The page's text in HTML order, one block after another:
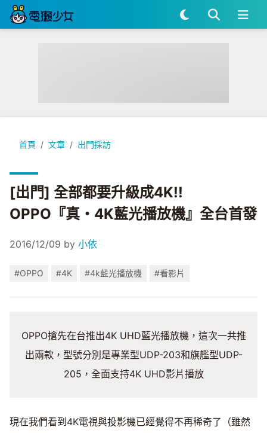
首頁 文章 出門採訪
[出門] 全部都要升級成4K!! OPPO『真・4K藍光播放機』全台
[出門] 全部都要升級成4K!!
OPPO『真・4K藍光播放機』全台首發
2016/12/09 by 小依
#OPPO #4K #4k藍光播放機 #看影片
OPPO搶先在台推出4K UHD藍光播放機，這次一共推
出兩款，型號分別是專業型UDP-203和旗艦型UDP-
205，全面支持4K UHD影片播放
現在我們看到4K電視與投影機已經覺得不再稀奇了（雖然